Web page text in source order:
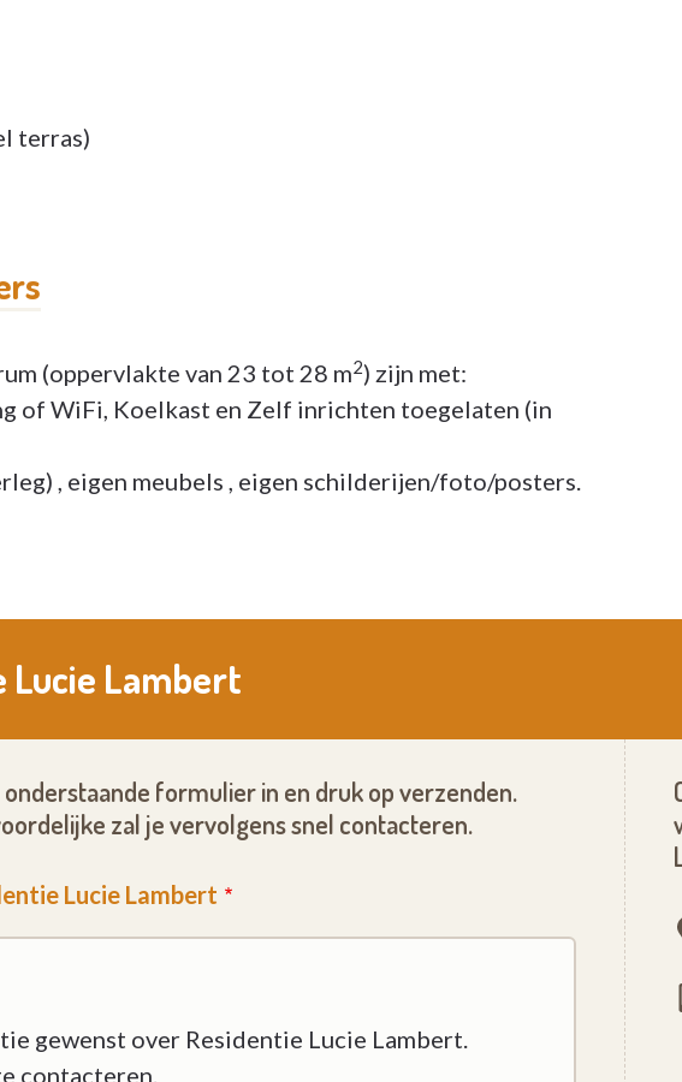
terras)
(oppervlakte van 23 tot 28 m2) zijn met:
of WiFi, Koelkast en Zelf inrichten toegelaten (in
, eigen meubels , eigen schilderijen/foto/posters.
Lucie Lambert
formulier in en druk op verzenden.
zal je vervolgens snel contacteren.
Lucie Lambert